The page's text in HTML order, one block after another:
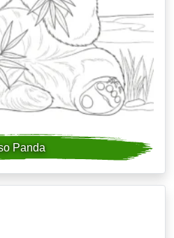
Panda